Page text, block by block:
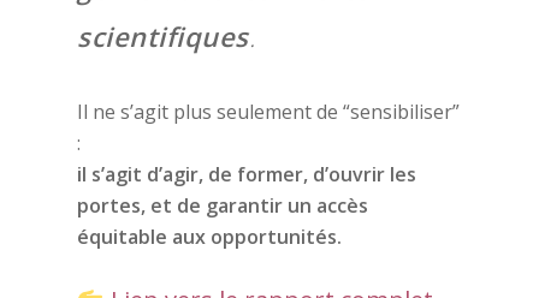
scientifiques.
Il ne s’agit plus seulement de “sensibiliser”
:
il s’agit d’agir, de former, d’ouvrir les
portes, et de garantir un accès
équitable aux opportunités.